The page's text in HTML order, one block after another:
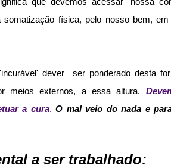
somatização física, pelo nosso bem,
dever  ser ponderado desta
meios externos, a essa altura.
a cura. O mal veio do nada e
a ser trabalhado: